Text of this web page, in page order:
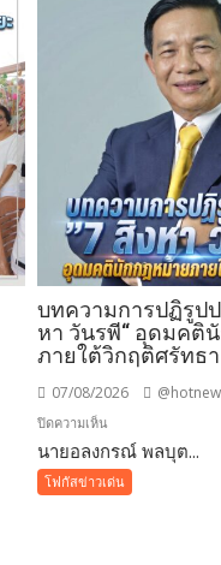
บทความการปฏิรูปป
หา วันรพี“ อุดมคติ
ภายใต้วิกฤติศรัทธา
07/08/2026
ปิดความเห็น
บทความ
การ
ปฏิรูป
นายอลงกรณ์ พลบุต...
โฟกัสข่าวเด่น